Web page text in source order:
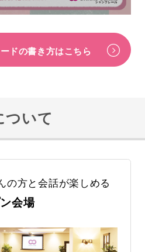
ドの書き方はこちら
ついて
の方と会話が楽しめる
会場